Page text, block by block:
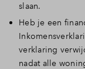
slaan.
Heb je een
verklaring
nadat alle